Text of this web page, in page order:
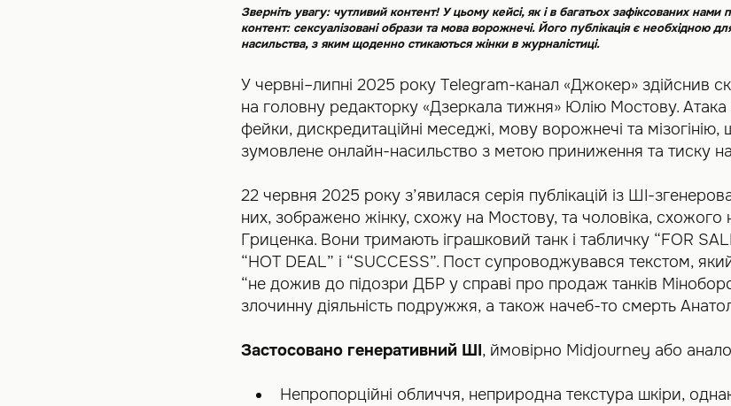
Зверніть увагу: чутливий контент! У цьому кейсі, як і в багатьох зафіксованих нами
контент: сексуалізовані образи та мова ворожнечі. Його публікація є необхідною
насильства, з яким щоденно стикаються жінки в журналістиці.
У червні–липні 2025 року Telegram-канал «Джокер» здійснив
на головну редакторку «Дзеркала тижня» Юлію Мостову.
фейки, дискредитаційні меседжі, мову ворожнечі та
зумовлене онлайн-насильство з метою приниження та тиску
22 червня 2025 року з’явилася серія публікацій із ШІ-
них, зображено жінку, схожу на Мостову, та чоловіка, схожого
Гриценка. Вони тримають іграшковий танк і табличку “FOR
“HOT DEAL” і “SUCCESS”. Пост супроводжувався текстом,
“не дожив до підозри ДБР у справі про продаж танків
злочинну діяльність подружжя, а також начеб-то смерть
Застосовано генеративний ШІ, ймовірно Midjourney або
Непропорційні обличчя, неприродна текстура шкіри,